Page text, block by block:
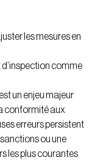
les mesures en
d’inspection comme
un enjeu majeur
conformité aux
erreurs persistent
ou une
les plus courantes